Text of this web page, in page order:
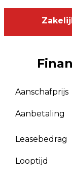
Aanschafprijs
Aanbetaling
Leasebedrag
Looptijd